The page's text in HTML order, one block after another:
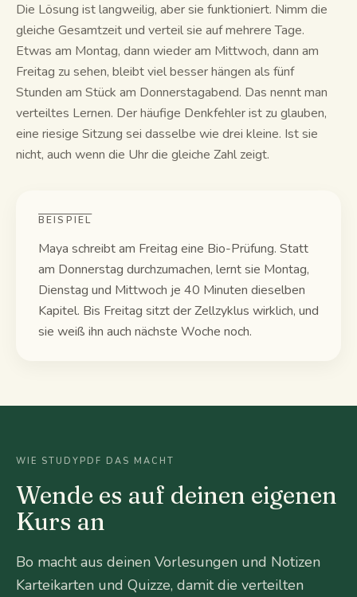
Die Lösung ist langweilig, aber sie funktioniert. Nimm die
gleiche Gesamtzeit und verteil sie auf mehrere Tage.
Etwas am Montag, dann wieder am Mittwoch, dann am
Freitag zu sehen, bleibt viel besser hängen als fünf
Stunden am Stück am Donnerstagabend. Das nennt man
verteiltes Lernen. Der häufige Denkfehler ist zu glauben,
eine riesige Sitzung sei dasselbe wie drei kleine. Ist sie
nicht, auch wenn die Uhr die gleiche Zahl zeigt.
BEISPIEL
Maya schreibt am Freitag eine Bio-Prüfung. Statt
am Donnerstag durchzumachen, lernt sie Montag,
Dienstag und Mittwoch je 40 Minuten dieselben
Kapitel. Bis Freitag sitzt der Zellzyklus wirklich, und
sie weiß ihn auch nächste Woche noch.
WIE STUDYPDF DAS MACHT
Wende es auf deinen eigenen
Kurs an
Bo macht aus deinen Vorlesungen und Notizen
Karteikarten und Quizze, damit die verteilten